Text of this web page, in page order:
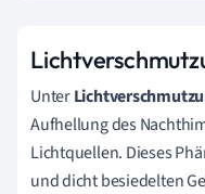
Unter
Aufhellung des
Lichtquellen. Dieses
und dicht besiedelten